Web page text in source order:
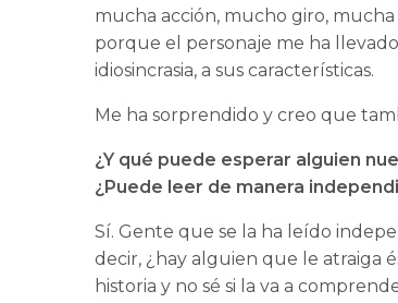
mucha acción, mucho giro,
porque el personaje me ha
idiosincrasia, a sus características.
Me ha sorprendido y creo que
¿Y qué puede esperar alguien
¿Puede leer de manera
Sí. Gente que se la ha leído
decir, ¿hay alguien que le atraiga
historia y no sé si la va a